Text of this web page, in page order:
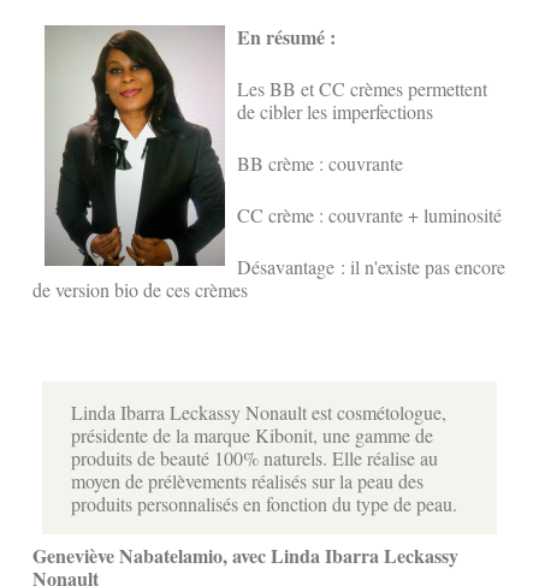
En résumé :
Les BB et CC crèmes permettent
de cibler les imperfections
BB crème : couvrante
CC crème : couvrante + luminosité
Désavantage : il n'existe pas encore
de version bio de ces crèmes
Linda Ibarra Leckassy Nonault est cosmétologue,
présidente de la marque Kibonit, une gamme de
produits de beauté 100% naturels. Elle réalise au
moyen de prélèvements réalisés sur la peau des
produits personnalisés en fonction du type de peau.
Geneviève Nabatelamio, avec Linda Ibarra Leckassy
Nonault